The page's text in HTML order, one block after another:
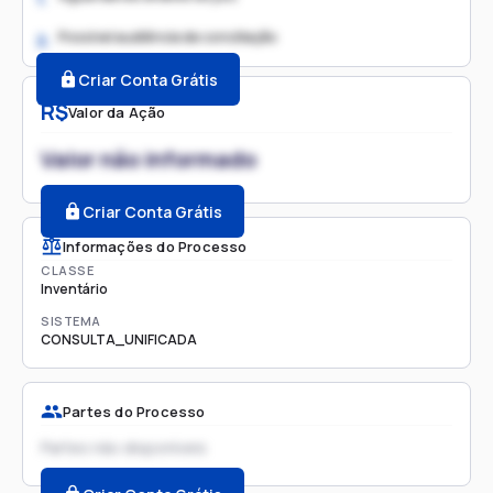
R$Valor da Ação
Valor não informado
Criar Conta Grátis
Informações do Processo
CLASSE
Inventário
SISTEMA
CONSULTA_UNIFICADA
Partes do Processo
Partes não disponíveis
2. Possível audiência de conciliação
Criar Conta Grátis